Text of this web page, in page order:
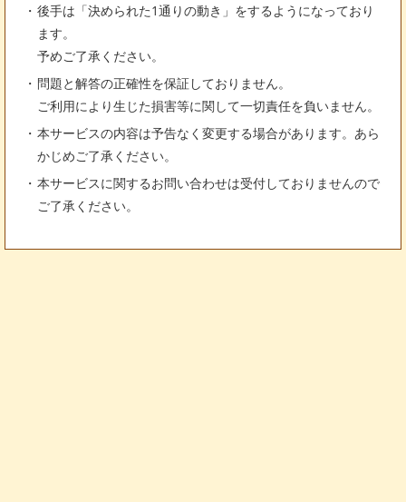
後手は「決められた1通りの動き」をするようになっており
ます。
予めご了承ください。
問題と解答の正確性を保証しておりません。
ご利用により生じた損害等に関して一切責任を負いません。
本サービスの内容は予告なく変更する場合があります。あら
かじめご了承ください。
本サービスに関するお問い合わせは受付しておりませんので
ご了承ください。